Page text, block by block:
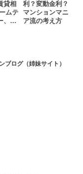
貸相
ムテ
、…
利？変動金利？
マンションマニ
ア流の考え方
ブログ（姉妹サイト）